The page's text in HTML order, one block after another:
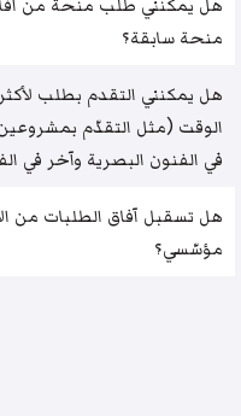
منحة سابقة؟
هل يمكنني التقدم بطلب
الوقت (مثل التقدّم
في الفنون البصرية وآخر في
هل تسقبل آفاق الطلبات من
مؤسّسي؟